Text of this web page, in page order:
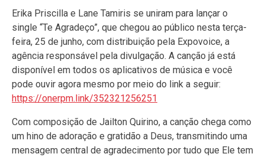
Erika Priscilla e Lane Tamiris se uniram para lançar o
single “Te Agradeço”, que chegou ao público nesta terça-
feira, 25 de junho, com distribuição pela Expovoice, a
agência responsável pela divulgação. A canção já está
disponível em todos os aplicativos de música e você
pode ouvir agora mesmo por meio do link a seguir:
https://onerpm.link/352321256251
Com composição de Jailton Quirino, a canção chega como
um hino de adoração e gratidão a Deus, transmitindo uma
mensagem central de agradecimento por tudo que Ele tem